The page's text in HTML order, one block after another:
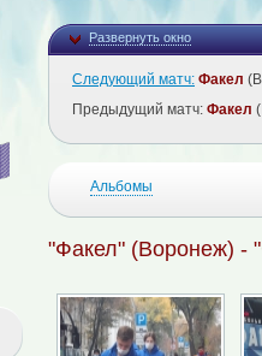
Развернуть окно
Следующий матч: Факел
Предыдущий матч: Факел
Альбомы
"Факел" (Воронеж) -